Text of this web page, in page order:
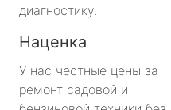
диагностику.
Наценка
У нас честные цены за
ремонт садовой и